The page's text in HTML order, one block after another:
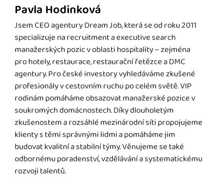
Pavla Hodinková
Jsem CEO agentury Dream Job, která se od roku 2011
specializuje na recruitment a executive search
manažerských pozic v oblasti hospitality – zejména
pro hotely, restaurace, restaurační řetězce a DMC
agentury. Pro české investory vyhledáváme zkušené
profesionály v cestovním ruchu po celém světě. VIP
rodinám pomáháme obsazovat manažerské pozice v
soukromých domácnostech. Díky dlouholetým
zkušenostem a rozsáhlé mezinárodní síti propojujeme
klienty s těmi správnými lidmi a pomáháme jim
budovat kvalitní a stabilní týmy. Věnujeme se také
odbornému poradenství, vzdělávání a systematickému
rozvoji talentů.